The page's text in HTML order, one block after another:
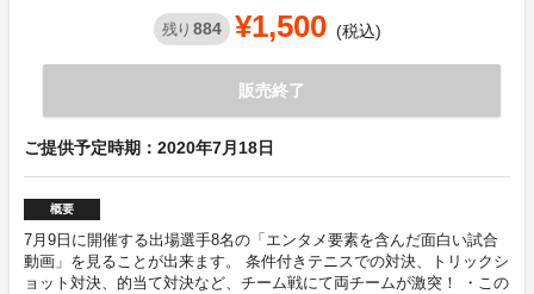
残り 884 ¥1,500 (税込)
販売終了
ご提供予定時期：2020年7月18日
概要
7月9日に開催する出場選手8名の「エンタメ要素を含んだ面白い試合
動画」を見ることが出来ます。 条件付きテニスでの対決、トリックシ
ョット対決、的当て対決など、チーム戦にて両チームが激突！ ・この